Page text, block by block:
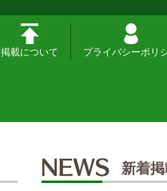
掲載について プライバシーポリ
新着